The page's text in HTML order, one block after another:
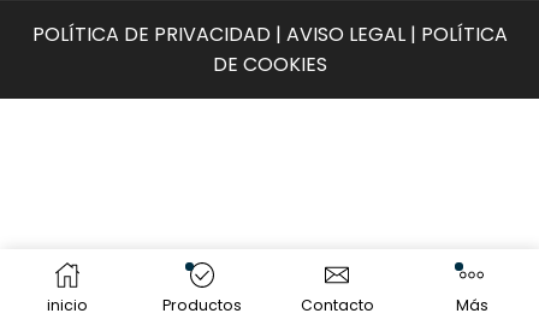
POLÍTICA DE PRIVACIDAD| AVISO LEGAL| POLÍTICA
DE COOKIES
inicio Productos Contacto Más